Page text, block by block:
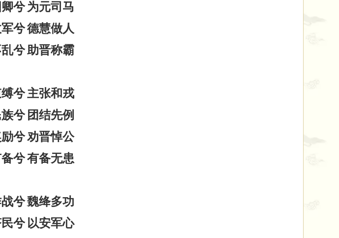
兮 为元司马
兮德慧做人
兮助晋称霸
兮主张和戎
兮 团结先例
兮劝晋悼公
兮有备无患
兮魏绛多功
兮 以安军心